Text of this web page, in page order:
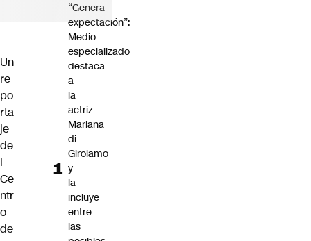
Un
re
po
rta
je
de
l
Ce
ntr
o
de
“Genera
expectación”:
Medio
especializado
destaca
a
la
actriz
Mariana
di
Girolamo
y
la
incluye
entre
las